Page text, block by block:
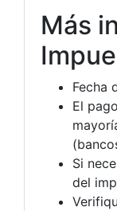
Más
Fecha
El
Si
del